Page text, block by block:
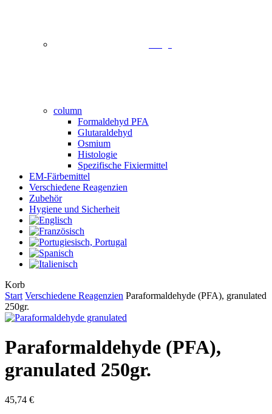
column
Formaldehyd PFA
Glutaraldehyd
Osmium
Histologie
Spezifische Fixiermittel
EM-Färbemittel
Verschiedene Reagenzien
Zubehör
Hygiene und Sicherheit
KorbClose
Cart
Start Verschiedene Reagenzien Paraformaldehyde (PFA), granulated
250gr.
Paraformaldehyde (PFA),
granulated 250gr.
45,74 €